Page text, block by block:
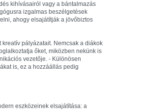
kihívásairól vagy a bántalmazás
izgalmas beszélgetések
ahogy elsajátítják a jövőbiztos
pályázatait. Nemcsak a diákok
őket, miközben nekünk is
vezetője. - Különösen
is, ez a hozzáállás pedig
eszközeinek elsajátítása: a